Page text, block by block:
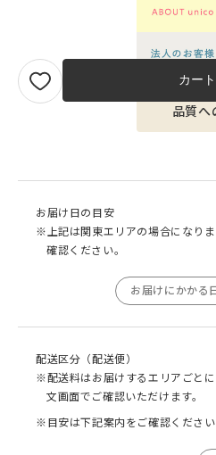
品質へ
カー
お届け日の目安
※上記は関東エリアの場合になり
確認ください。
お届けにかかる
配送区分（配送便）
※配送料はお届けするエリアごと
文画面でご確認いただけます。
※目安は下記案内をご確認ください